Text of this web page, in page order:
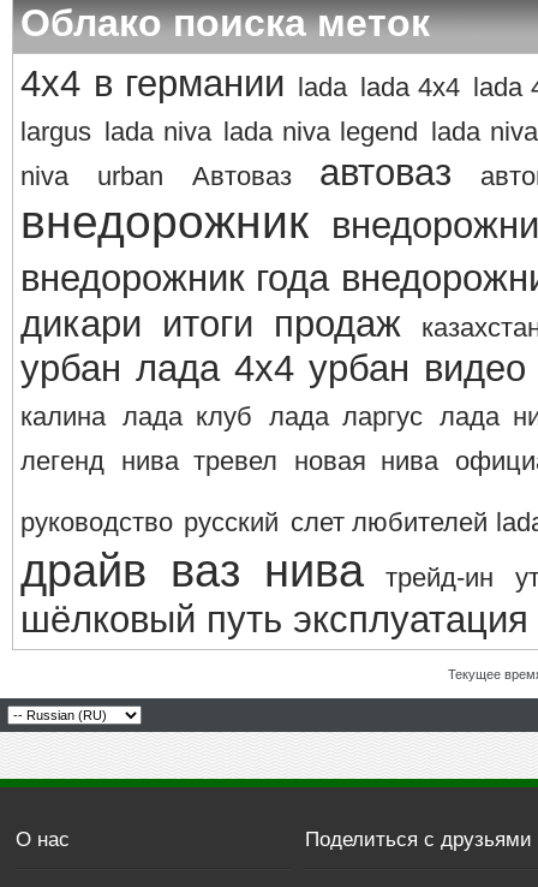
Облако поиска меток
4х4 в германии lada lada 4x4
lada
largus
lada niva lada niva legend
lada
niva
urban Автоваз автоваз
внедорожник
внедорожник года
дикари итоги продаж
урбан лада 4х4 урбан видео
калина лада клуб лада ларгус лада
легенд
нива тревел новая нива
руководство русский слет любителей
драйв ваз нива трейд-ин
шёлковый путь эксплуатация
Текущее
О нас Поделиться с друзьями